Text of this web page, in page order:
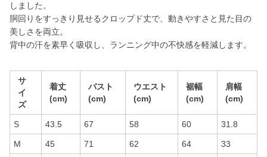
しました。
胴回りをすっきり見せるクロップド丈で、動きやすさと見た目の
美しさを両立。
背中の汗を素早く吸収し、ランニング中の不快感を軽減します。
サ
イ
ズ
着丈
(cm)
バスト
(cm)
ウエスト
(cm)
裾幅
(cm)
肩幅
(cm)
S 43.5 67 58 60 31.8
M 45 71 62 64 33